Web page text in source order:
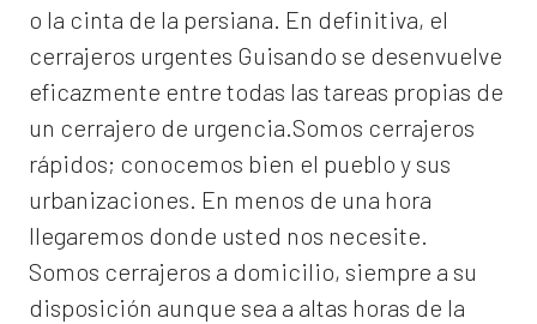
o la cinta de la persiana. En definitiva, el
cerrajeros urgentes Guisando se desenvuelve
eficazmente entre todas las tareas propias de
un cerrajero de urgencia.Somos cerrajeros
rápidos; conocemos bien el pueblo y sus
urbanizaciones. En menos de una hora
llegaremos donde usted nos necesite.
Somos cerrajeros a domicilio, siempre a su
disposición aunque sea a altas horas de la